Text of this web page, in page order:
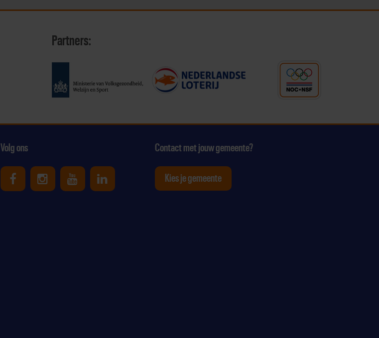
Partners:
Volg ons
Uniek Sporten op Facebook
Uniek Sporten op Instagram
Uniek Sporten op Youtube
Uniek Sporten op Linkedin
Contact met jouw gemeente?
Kies je gemeente